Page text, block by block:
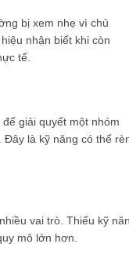
bị xem nhẹ vì chủ
nhận biết khi còn
tế.
giải quyết một nhóm
Đây là kỹ năng có thể
vai trò. Thiếu kỹ
mô lớn hơn.